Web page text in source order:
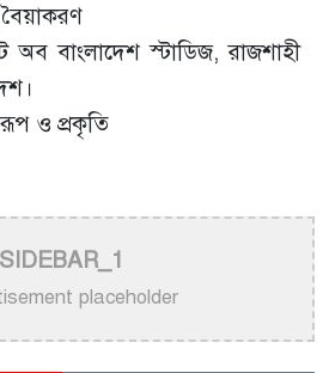
অব বাংলাদেশ স্টাডিজ, রাজশাহী
ও প্রকৃতি
SIDEBAR_1
placeholder